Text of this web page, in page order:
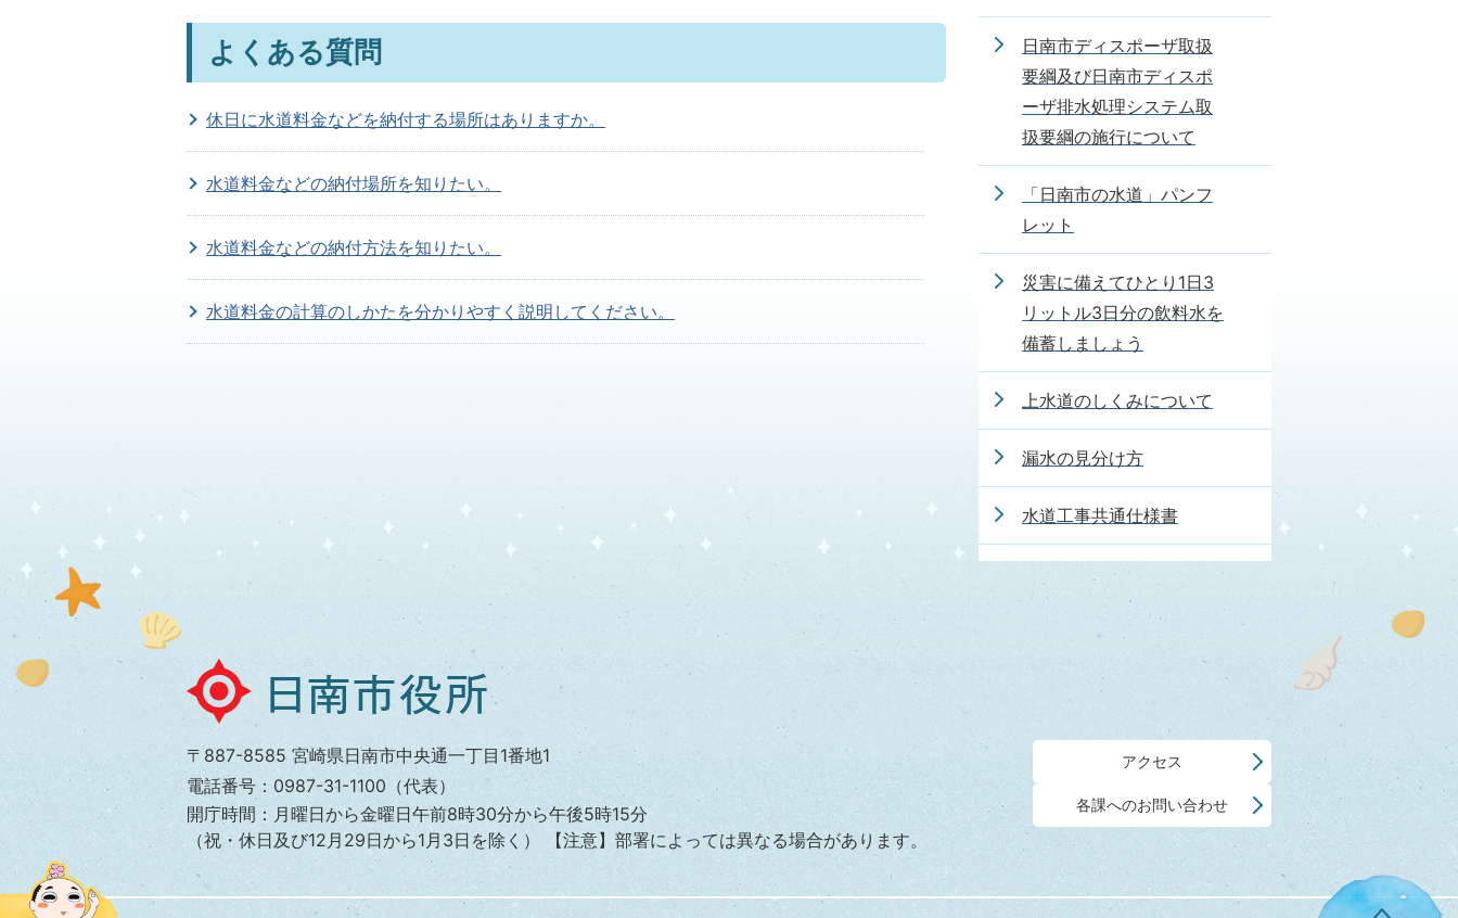
よくある質問
休日に水道料金などを納付する場所はありますか。
水道料金などの納付場所を知りたい。
水道料金などの納付方法を知りたい。
水道料金の計算のしかたを分かりやすく説明してください。
日南市ディスポーザ取扱
要綱及び日南市ディスポ
ーザ排水処理システム取
扱要綱の施行について
「日南市の水道」パンフ
レット
災害に備えてひとり1日3
リットル3日分の飲料水を
備蓄しましょう
上水道のしくみについて
漏水の見分け方
水道工事共通仕様書
日
南
役
所
〒887-8585 宮崎県日南市中央通一丁目1番地1
電話番号：0987-31-1100（代表）
開庁時間：月曜日から金曜日午前8時30分から午後5時15分
（祝・休日及び12月29日から1月3日を除く）
【注意】部署によっては異なる場合があります。
アクセス
各課へのお問い合わせ